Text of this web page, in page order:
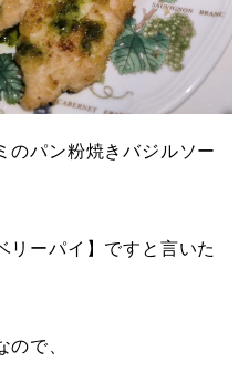
のパン粉焼きバジルソー
リーパイ】ですと言いた
で、